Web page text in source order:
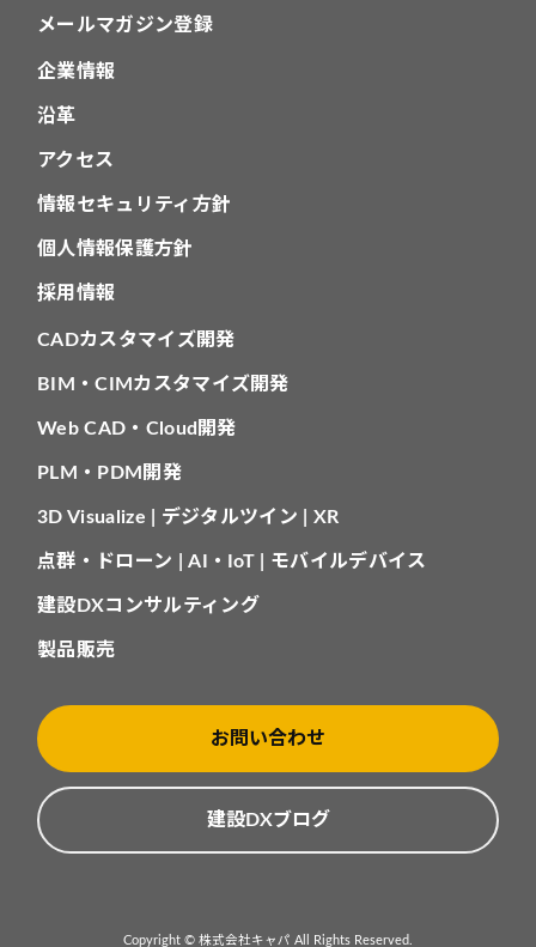
メールマガジン登録
企業情報
沿革
アクセス
情報セキュリティ方針
個人情報保護方針
採用情報
CADカスタマイズ開発
BIM・CIMカスタマイズ開発
Web CAD・Cloud開発
PLM・PDM開発
3D Visualize | デジタルツイン | XR
点群・ドローン | AI・IoT | モバイルデバイス
建設DXコンサルティング
製品販売
お問い合わせ
建設DXブログ
Copyright © 株式会社キャパ All Rights Reserved.